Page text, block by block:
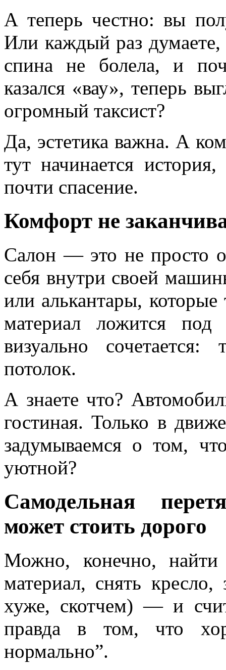
А теперь честно: вы
Или каждый раз
спина не болела, и
казался «вау», теперь
огромный таксист?
Да, эстетика важна. А
тут начинается
почти спасение.
Комфорт не
Салон — это не просто
себя внутри своей
или алькантары,
материал ложится
визуально
потолок.
А знаете что?
гостиная. Только в
задумываемся о том,
уютной?
Самодельная
может стоить дорого
Можно, конечно, найти
материал, снять кресло,
хуже, скотчем) — и
правда в том, что
нормально”.